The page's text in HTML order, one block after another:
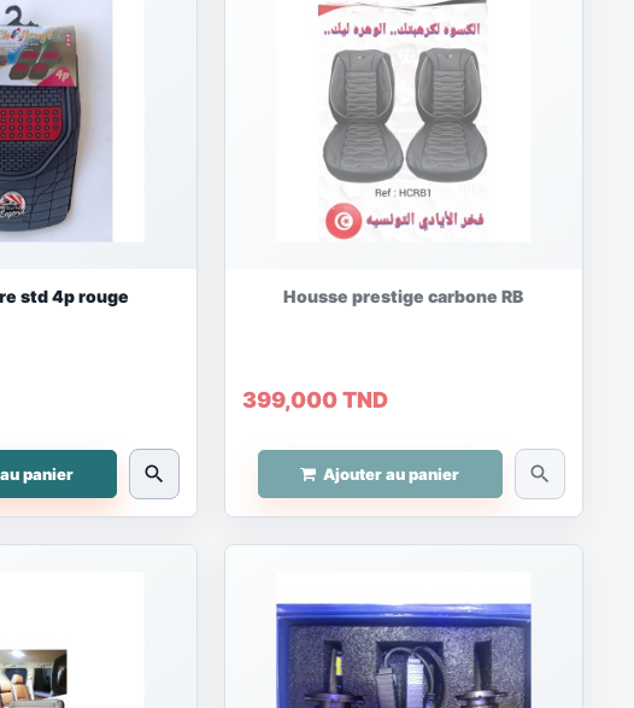
std 4p rouge
panier search
Housse prestige carbone RB
399,000 TND
Ajouter au panier search